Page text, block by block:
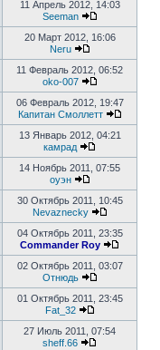
11 Апрель 2012, 14:03
Seeman
Перейти
к
сообщению
20 Март 2012, 16:06
Neru
Перейти
к
последнему
сообщению
11 Февраль 2012, 06:52
oko-007
Перейти
к
последнему
сообщению
06 Февраль 2012, 19:47
Капитан Смоллетт
Перейти
13 Январь 2012, 04:21
камрад
Перейти
к
сообщению
14 Ноябрь 2011, 07:55
оуэн
Перейти
к
последнему
сообщению
30 Октябрь 2011, 10:45
Nevaznecky
Перейти
к
сообщению
04 Октябрь 2011, 23:35
Commander Roy
Перейти
к
02 Октябрь 2011, 03:07
Отнюдь
Перейти
к
сообщению
01 Октябрь 2011, 23:45
Fat_32
Перейти
к
последнему
27 Июль 2011, 07:54
sheff.66